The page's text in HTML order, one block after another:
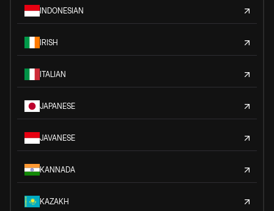
INDONESIAN
IRISH
ITALIAN
JAPANESE
JAVANESE
KANNADA
KAZAKH